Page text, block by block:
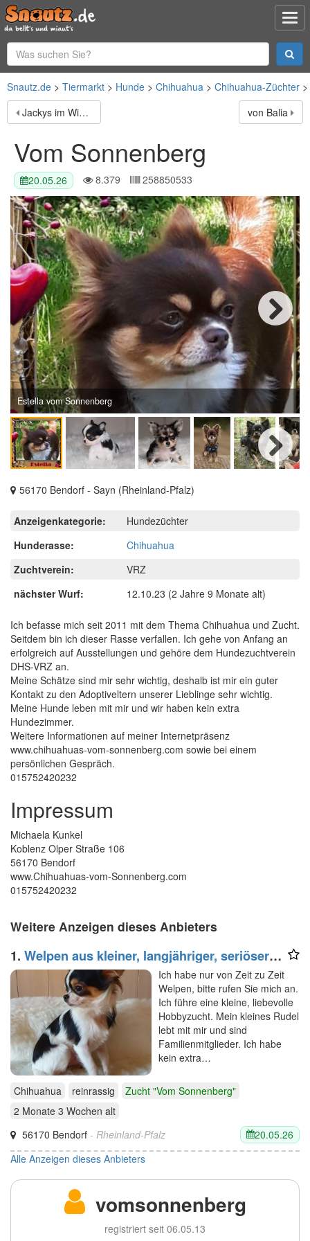
Snautz.de Tiermarkt Hunde Chihuahua
Chihuahua-Züchter
Jackys im Wieskamp
von Balia
Vom Sonnenberg
20.05.26 8.379 258850533
Estella vom Sonnenberg
Next
56170 Bendorf - Sayn (Rheinland-Pfalz)
Anzeigenkategorie:
Hundezüchter
Hunderasse:
Chihuahua
Zuchtverein:
VRZ
nächster Wurf:
12.10.23 (2 Jahre 9 Monate alt)
Ich befasse mich seit 2011 mit dem Thema Chihuahua und Zucht.
Seitdem bin ich dieser Rasse verfallen. Ich gehe von Anfang an
erfolgreich auf Ausstellungen und gehöre dem Hundezuchtverein
DHS-VRZ an.
Meine Schätze sind mir sehr wichtig, deshalb ist mir ein guter
Kontakt zu den Adoptiveltern unserer Lieblinge sehr wichtig.
Meine Hunde leben mit mir und wir haben kein extra
Hundezimmer.
Weitere Informationen auf meiner Internetpräsenz
www.chihuahuas-vom-sonnenberg.com sowie bei einem
persönlichen Gespräch.
015752420232
Impressum
Michaela Kunkel
Koblenz Olper Straße 106
56170 Bendorf
www.Chihuahuas-vom-Sonnenberg.com
015752420232
Weitere Anzeigen dieses Anbieters
1. Welpen aus kleiner, langjähriger, seriöser
Zucht
Ich habe nur von Zeit zu Zeit
Welpen, bitte rufen Sie mich an.
Ich führe eine kleine, liebevolle
Hobbyzucht. Mein kleines Rudel
lebt mit mir und sind
Familienmitglieder. Ich habe
kein extra…
Chihuahua reinrassig
Zucht "Vom Sonnenberg"
2 Monate 3 Wochen alt
56170 Bendorf - Rheinland-Pfalz
20.05.26
Alle Anzeigen dieses Anbieters
vomsonnenberg
registriert seit 06.05.13